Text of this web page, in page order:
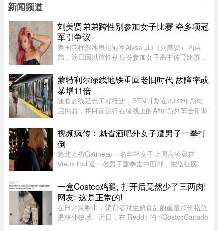
新闻频道
刘美贤弟弟跨性别参加女子比赛 夺多项冠
军引争议
美国花样滑冰奥运冠军Alysa Liu（刘美贤）的弟
弟，近日因以跨性别身份参加女子高中体育比赛，
Joshua，后来认同为女性，并开始代表加州高中参
加女子体育赛事。自2025 ...
蒙特利尔绿线地铁重回老旧时代 故障率或
暴增11倍
随着蓝线延长工程推进，STM计划在2031年新站
启用后，将目前运行在绿线上的Azur新列车全部调
客流量最高的绿线可能几乎全部由服役多年的MR-
73老旧列车运营。Projet Montr ...
视频疯传：魁省酒吧外女子遭男子一拳打
倒
魁北克省Gatineau一名年轻女子上周六凌晨在
Vieux-Hull遭一名男子重拳击中面部，被送往医
凌晨约4时，地点位于Vieux-Hull的Promenade du
Portage一带。当地酒吧和餐厅众 ...
一盒Costco鸡腿, 打开后竟然少了三两肉!
网友: 这是正常的!
在日常采购中，消费者对生鲜食品的重量和价格总
是格外敏感。近日，在 Reddit 的 r/CostcoCanada